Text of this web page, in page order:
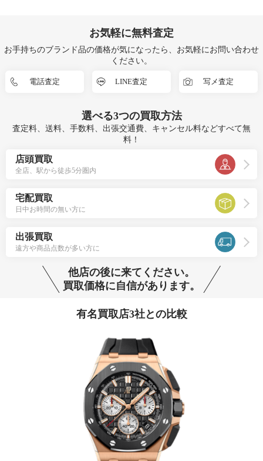
お気軽に無料査定
お手持ちのブランド品の価格が気になったら、お気軽にお問い合わせ
ください。
電話査定 LINE査定 写メ査定
選べる3つの買取方法
査定料、送料、手数料、出張交通費、キャンセル料などすべて無
料！
店頭買取
全店、駅から徒歩5分圏内
宅配買取
日中お時間の無い方に
出張買取
遠方や商品点数が多い方に
他店の後に来てください。
買取価格に自信があります。
有名買取店3社との比較